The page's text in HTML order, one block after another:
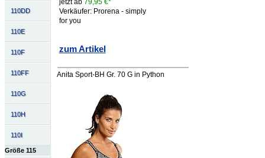
110DD
110E
110F
110FF
110G
110H
110I
Größe 115
jetzt ab 79,95 €*
Verkäufer: Prorena - simply
for you
zum Artikel
Anita Sport-BH Gr. 70 G in Python